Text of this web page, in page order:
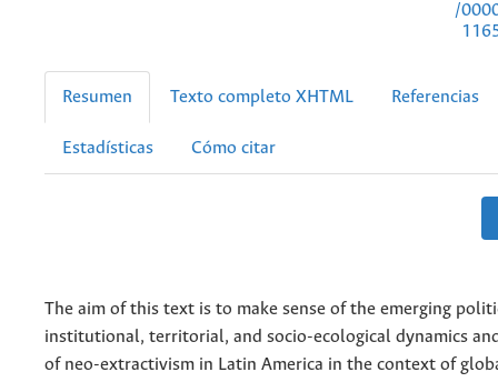
/
Resumen Texto completo XHTML Referencias
Estadísticas Cómo citar
The aim of this text is to make sense of the emerging
institutional, territorial, and socio-ecological dynamics
of neo-extractivism in Latin America in the context of